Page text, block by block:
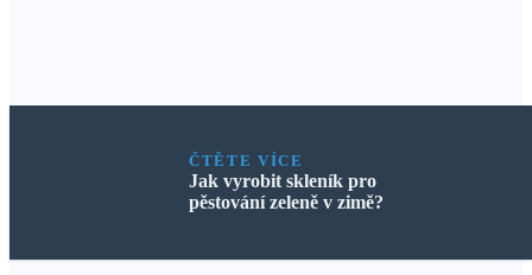
ČTĚTE VÍCE
Jak vyrobit skleník pro
pěstování zeleně v zimě?